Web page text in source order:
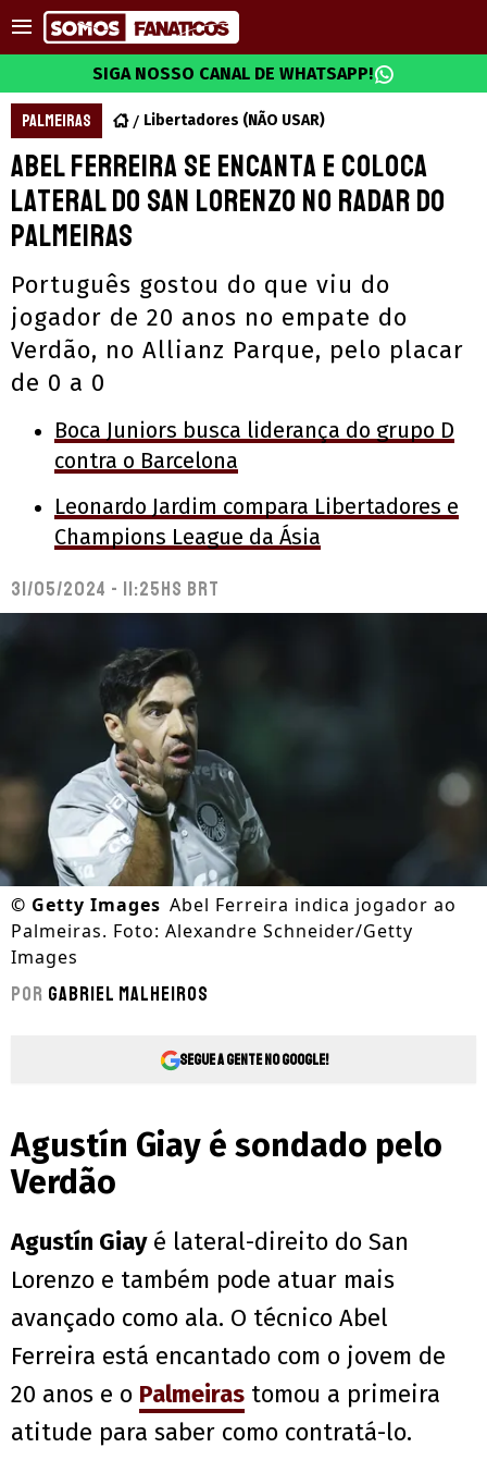
SIGA NOSSO CANAL DE WHATSAPP!
PALMEIRAS Libertadores (NÃO USAR)
Abel Ferreira se encanta e coloca
lateral do San Lorenzo no radar do
Palmeiras
Português gostou do que viu do
jogador de 20 anos no empate do
Verdão, no Allianz Parque, pelo placar
de 0 a 0
Boca Juniors busca liderança do grupo D
contra o Barcelona
Leonardo Jardim compara Libertadores e
Champions League da Ásia
31/05/2024 - 11:25hs BRT
© Getty Images Abel Ferreira indica jogador ao
Palmeiras. Foto: Alexandre Schneider/Getty
Images
Por Gabriel Malheiros
Segue a gente no Google!
Agustín Giay é sondado pelo
Verdão
Agustín Giayé lateral-direito do San
Lorenzo e também pode atuar mais
avançado como ala. O técnico Abel
Ferreira está encantado com o jovem de
20 anos e o Palmeiras tomou a primeira
atitude para saber como contratá-lo.